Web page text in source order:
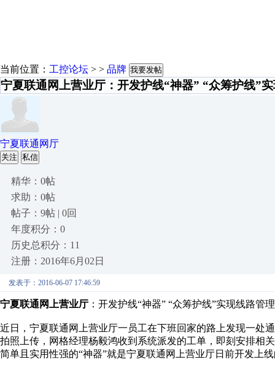
当前位置： 工控论坛 > > 品牌 我要发帖
宁夏联通网上营业厅：开发护线“神器” “众筹护线”
宁夏联通网厅
关注 私信
精华：0帖
求助：0帖
帖子：9帖 | 0回
年度积分：0
历史总积分：11
注册：2016年6月02日
发表于：2016-06-07 17:46:59
宁夏联通网上营业厅 ：开发护线“神器” “众筹护线”实现线路管
近日，宁夏联通网上营业厅一员工在下班回家的路上发现一处
拍照上传，网格经理杨毅鸿收到系统派发的工单，即刻安排相
简单且实用性强的“神器”就是宁夏联通网上营业厅日前开发上